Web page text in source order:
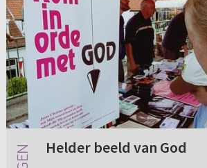
Helder beeld van God